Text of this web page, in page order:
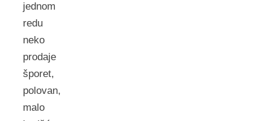
jednom
redu
neko
prodaje
šporet,
polovan,
malo